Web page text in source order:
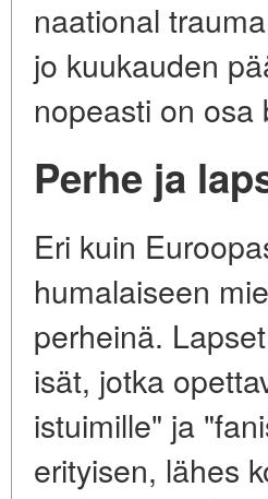
naational
jo kuukauden
nopeasti on osa
Perhe ja
Eri kuin
humalaiseen
perheinä.
isät, jotka
istuimille" ja
erityisen, lähes